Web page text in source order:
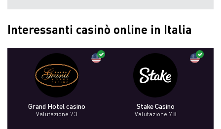
Interessanti casinò online in Italia
Grand Hotel casino
Valutazione 7.3
Stake Casino
Valutazione 7.8